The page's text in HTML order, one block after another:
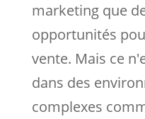
marketing que
opportunités
vente. Mais ce
dans des
complexes